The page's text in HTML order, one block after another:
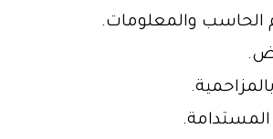
الحاسب والمعلومات.